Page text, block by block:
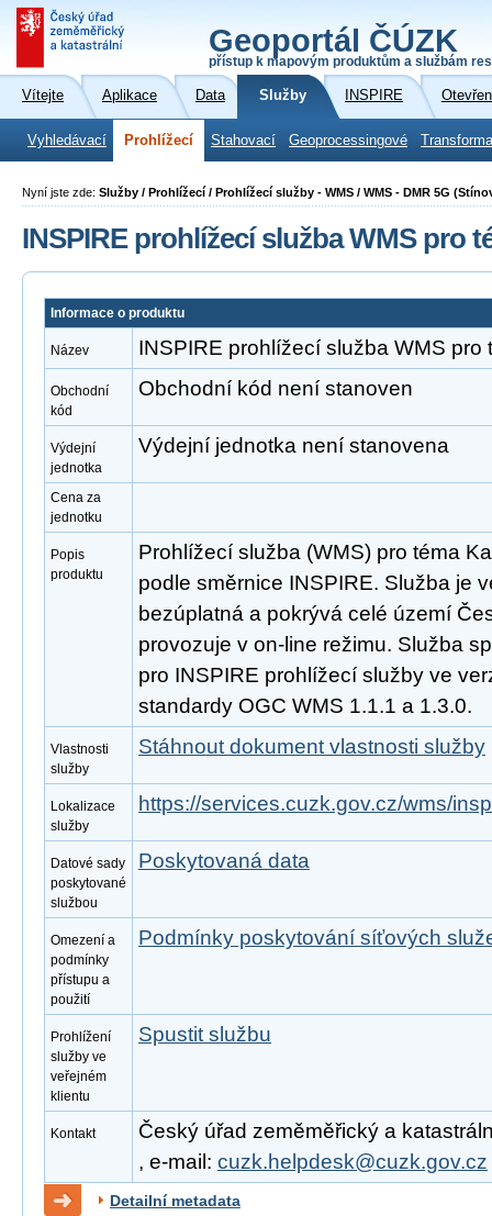
Geoportál ČÚZK
přístup k mapovým produktům a službám
Vítejte Aplikace Data Služby INSPIRE
Vyhledávací Prohlížecí Stahovací Geoprocessingové
Nyní jste zde: Služby / Prohlížecí / Prohlížecí služby - WMS / WMS - DMR 5G
INSPIRE prohlížecí služba WMS pro
Informace o produktu
Název INSPIRE prohlížecí služba WMS pro
Obchodní
kód
Obchodní kód není stanoven
Výdejní
jednotka
Výdejní jednotka není stanovena
Cena za
jednotku
Popis
produktu
Prohlížecí služba (WMS) pro téma
podle směrnice INSPIRE. Služba je
bezúplatná a pokrývá celé území
provozuje v on-line režimu. Služba
pro INSPIRE prohlížecí služby ve
standardy OGC WMS 1.1.1 a 1.3.0.
Vlastnosti
služby
Stáhnout dokument vlastnosti služby
Lokalizace
služby
https://services.cuzk.gov.cz/wms/
Datové sady
poskytované
službou
Poskytovaná data
Omezení a
podmínky
přístupu a
použití
Podmínky poskytování síťových
Prohlížení
služby ve
veřejném
klientu
Spustit službu
Kontakt
Český úřad zeměměřický a
, e-mail: cuzk.helpdesk@cuzk.gov.cz
Detailní metadata